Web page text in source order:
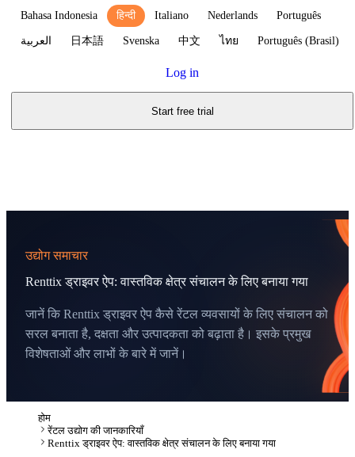
Bahasa Indonesia
हिन्दी Italiano Nederlands Português
العربية 日本語 Svenska 中文 ไทย Português (Brasil)
Log in
Start free trial
उद्योग समाचार
Renttix ड्राइवर ऐप: वास्तविक क्षेत्र संचालन के लिए बनाया गया
जानें कि Renttix ड्राइवर ऐप कैसे रेंटल व्यवसायों के लिए संचालन को
सरल बनाता है, दक्षता और उत्पादकता को बढ़ाता है। इसके प्रमुख
विशेषताओं और लाभों के बारे में जानें।
होम
रेंटल उद्योग की जानकारियाँ
Renttix ड्राइवर ऐप: वास्तविक क्षेत्र संचालन के लिए बनाया गया